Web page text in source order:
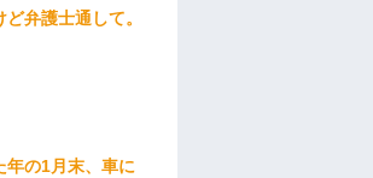
弁護士通して。
年の1月末、車に